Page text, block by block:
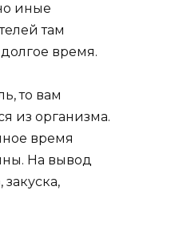
иные
там
время.
то вам
из организма.
время
На вывод